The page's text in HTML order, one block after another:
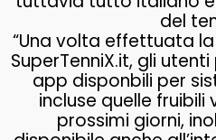
del
“Una volta effettuata
SuperTenniX.it, gli
app disponbili per
incluse quelle fruibili
prossimi giorni,